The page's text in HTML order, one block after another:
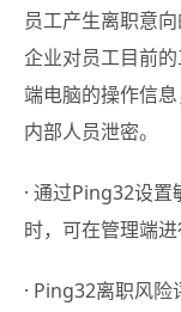
员工产生离职意
企业对员工目前
端电脑的操作信息
内部人员泄密。
· 通过Ping32设
时，可在管理端进
· Ping32离职风